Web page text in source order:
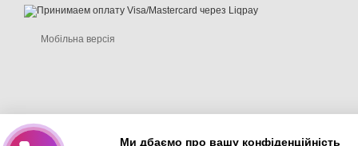
Мобільна версія
Ми дбаємо про вашу конфіденційність